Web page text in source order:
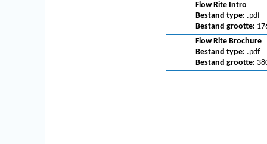
Flow Rite Intro
Bestand type: .pdf
Bestand grootte:
Flow Rite Brochure
Bestand type: .pdf
Bestand grootte: